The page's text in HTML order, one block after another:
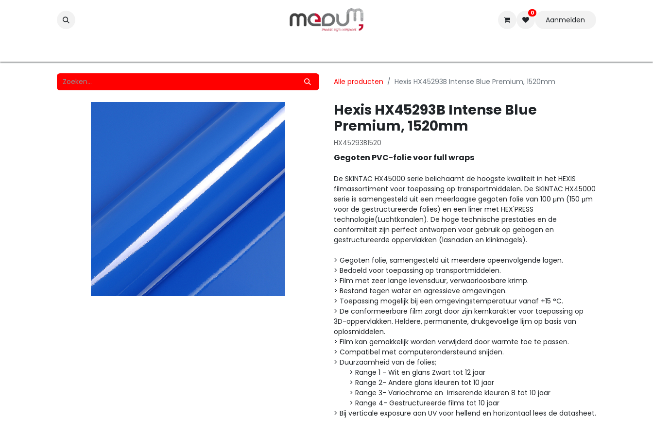
0
Aanmelden
Alle producten Hexis HX45293B Intense Blue Premium, 1520mm
Hexis HX45293B Intense Blue
Premium, 1520mm
HX45293B1520
Gegoten PVC-folie voor full wraps
De SKINTAC HX45000 serie belichaamt de hoogste kwaliteit in het HEXIS
filmassortiment voor toepassing op transportmiddelen. De SKINTAC HX45000
serie is samengesteld uit een meerlaagse gegoten folie van 100 μm (150 μm
voor de gestructureerde folies) en een liner met HEX'PRESS
technologie(Luchtkanalen). De hoge technische prestaties en de
conformiteit zijn perfect ontworpen voor gebruik op gebogen en
gestructureerde oppervlakken (lasnaden en klinknagels).
> Gegoten folie, samengesteld uit meerdere opeenvolgende lagen.
> Bedoeld voor toepassing op transportmiddelen.
> Film met zeer lange levensduur, verwaarloosbare krimp.
> Bestand tegen water en agressieve omgevingen.
> Toepassing mogelijk bij een omgevingstemperatuur vanaf +15 °C.
> De conformeerbare film zorgt door zijn kernkarakter voor toepassing op
3D-oppervlakken. Heldere, permanente, drukgevoelige lijm op basis van
oplosmiddelen.
> Film kan gemakkelijk worden verwijderd door warmte toe te passen.
> Compatibel met computerondersteund snijden.
> Duurzaamheid van de folies;
> Range 1 - Wit en glans Zwart tot 12 jaar
> Range 2- Andere glans kleuren tot 10 jaar
> Range 3- Variochrome en Irriserende kleuren 8 tot 10 jaar
> Range 4- Gestructureerde films tot 10 jaar
> Bij verticale exposure aan UV voor hellend en horizontaal lees de datasheet.